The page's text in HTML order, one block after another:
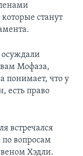
станут
Мофаза,
понимает, что у
есть право
встречался
по вопросам
Хэдли.